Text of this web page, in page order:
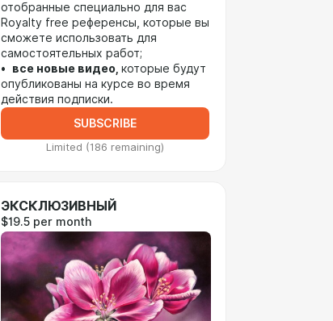
отобранные специально для вас
Royalty free референсы, которые вы
сможете использовать для
самостоятельных работ;
• все новые видео, которые будут
опубликованы на курсе во время
действия подписки.
SUBSCRIBE
Limited (186 remaining)
ЭКСКЛЮЗИВНЫЙ
$19.5 per month